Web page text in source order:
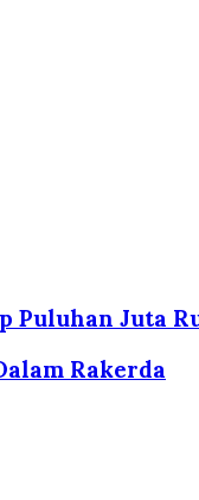
Puluhan Juta
Rakerda